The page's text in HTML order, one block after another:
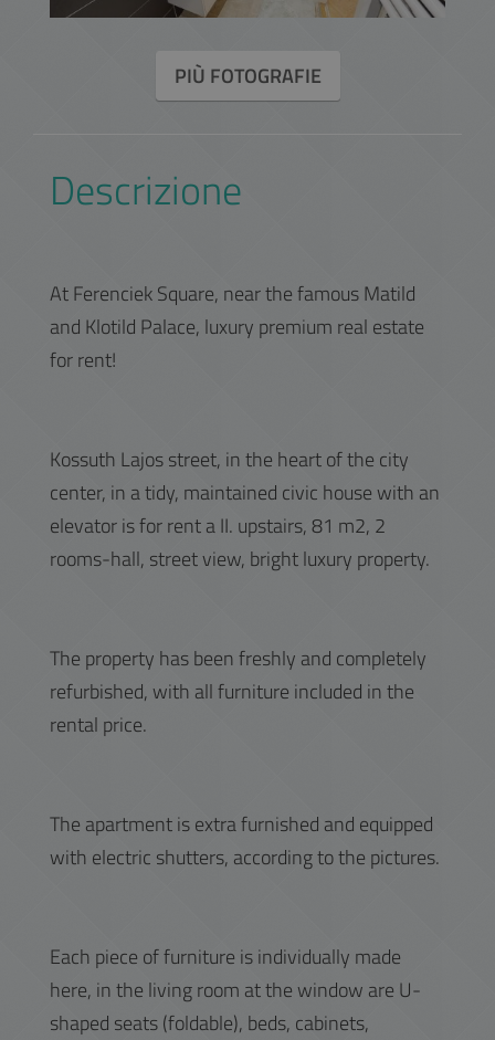
PIÙ FOTOGRAFIE
Descrizione
At Ferenciek Square, near the famous Matild
and Klotild Palace, luxury premium real estate
for rent!
Kossuth Lajos street, in the heart of the city
center, in a tidy, maintained civic house with an
elevator is for rent a II. upstairs, 81 m2, 2
rooms-hall, street view, bright luxury property.
The property has been freshly and completely
refurbished, with all furniture included in the
rental price.
The apartment is extra furnished and equipped
with electric shutters, according to the pictures.
Each piece of furniture is individually made
here, in the living room at the window are U-
shaped seats (foldable), beds, cabinets,